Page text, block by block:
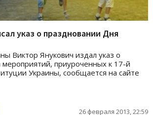
указ о праздновании Дня
Виктор Янукович издал указ о
мероприятий, приуроченных к 17-й
Украины, сообщается на сайте
26 февраля 2013, 22:59